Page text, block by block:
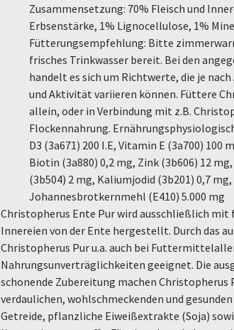
Zusammensetzung: 70% Fleisch und
Erbsenstärke, 1% Lignocellulose, 1%
Fütterungsempfehlung: Bitte
frisches Trinkwasser bereit. Bei den
handelt es sich um Richtwerte, die je
und Aktivität variieren können. Füttere
allein, oder in Verbindung mit z.B.
Flockennahrung.
D3 (3a671) 200 I.E, Vitamin E (3a700) 100
Biotin (3a880) 0,2 mg, Zink (3b606) 12
(3b504) 2 mg, Kaliumjodid (3b201) 0,7
Johannesbrotkernmehl (E410) 5.000 mg
Christopherus Ente Pur wird ausschließlich mit
Innereien von der Ente hergestellt. Durch das
Christopherus Pur u.a. auch bei
Nahrungsunverträglichkeiten geeignet. Die
schonende Zubereitung machen Christopherus
verdaulichen, wohlschmeckenden und
Getreide, pflanzliche Eiweißextrakte (Soja)